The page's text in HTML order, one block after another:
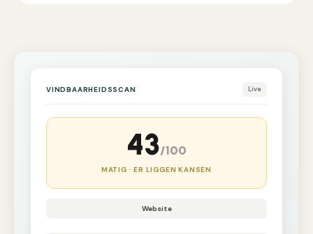
VINDBAARHEIDSSCAN Live
43/100
MATIG · ER LIGGEN KANSEN
Website